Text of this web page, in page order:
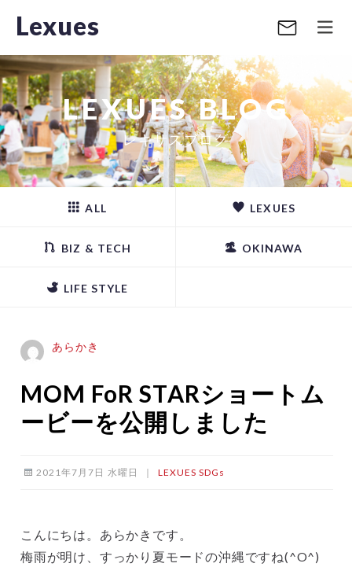
Lexues
LEXUES BLOG
レキサスブログ
ALL LEXUES
BIZ & TECH OKINAWA
LIFE STYLE
あらかき
MOM FoR STARショートム
ービーを公開しました
2021年7月7日 水曜日 ｜ LEXUES SDGs
こんにちは。あらかきです。
梅雨が明け、すっかり夏モードの沖縄ですね(^O^)